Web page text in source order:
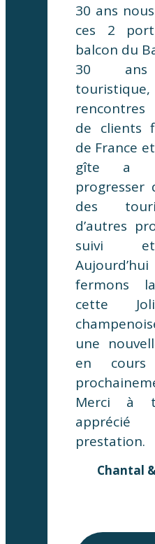
30 ans
ces 2
balcon du
30 ans
rencontres
de clients
de France
gîte a
progresser
des
d’autres
suivi
fermons
cette
une
en
Merci à
prestation.
Chantal